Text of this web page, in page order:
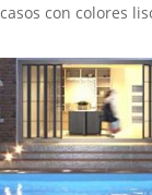
con colores